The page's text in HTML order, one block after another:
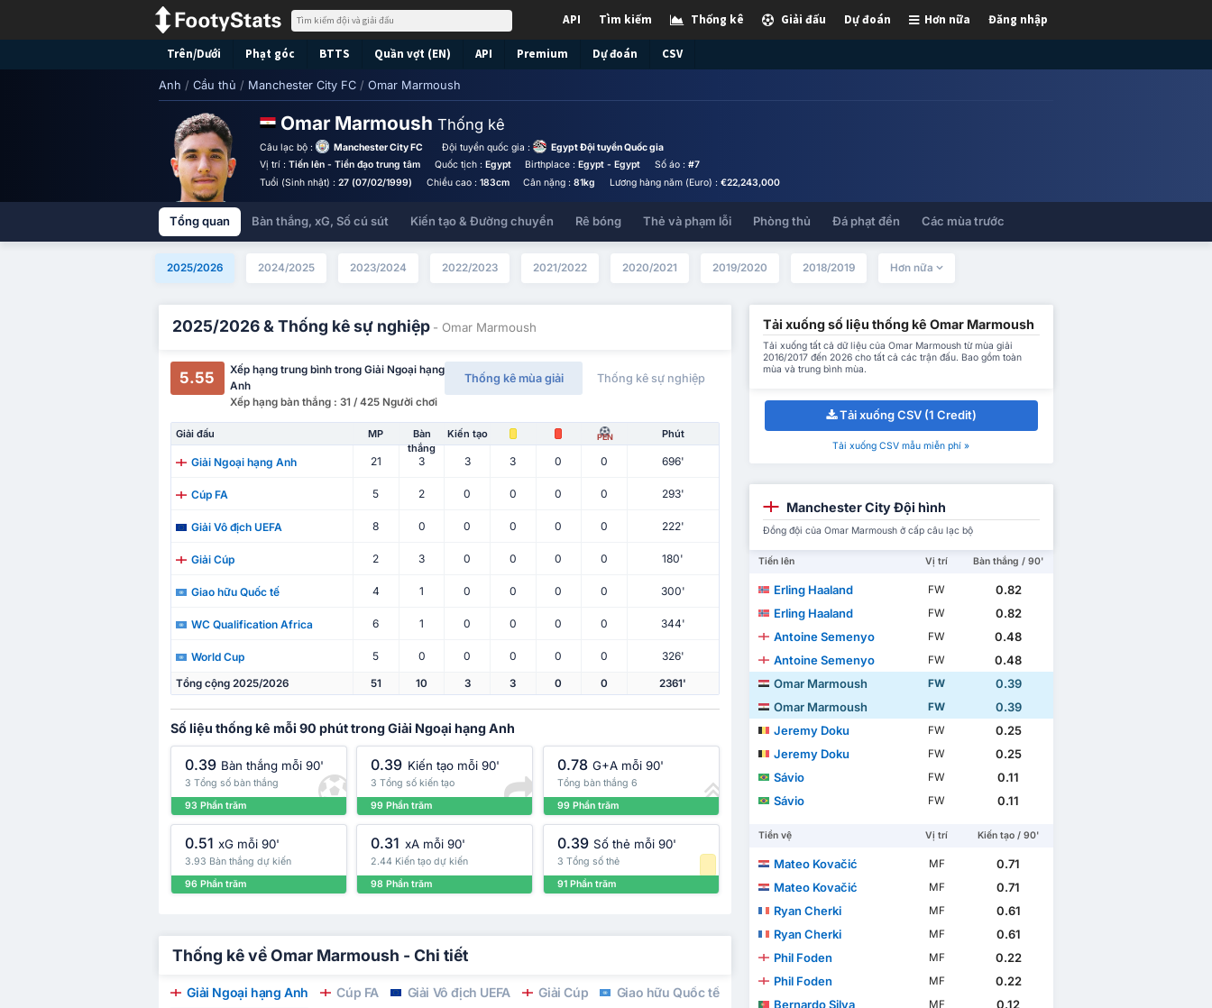
Đăng nhập
Hơn nữa
Dự đoán
Giải đấu
Thống kê
Tìm kiếm
API
Trên/Dưới Phạt góc BTTS Quần vợt (EN) API Premium Dự đoán CSV
Anh / Cầu thủ / Manchester City FC / Omar Marmoush
Omar MarmoushThống kê
Câu lạc bộ : Manchester City FC Đội tuyển quốc gia :
Egypt Đội tuyển Quốc gia
Vị trí :Tiến lên - Tiền đạo trung tâm Quốc tịch : Egypt Birthplace :Egypt - Egypt Số áo : #7
Tuổi (Sinh nhật) :27 (07/02/1999) Chiều cao : 183cm Cân nặng :81kg Lương hàng năm (Euro) : €22,243,000
Tổng quan Bàn thắng, xG, Số cú sút Kiến tạo & Đường chuyền Rê bóng Thẻ và phạm lỗi Phòng thủ Đá phạt đền Các mùa trước
2025/2026 2024/2025 2023/2024 2022/2023 2021/2022 2020/2021 2019/2020 2018/2019 Hơn nữa
2025/2026 & Thống kê sự nghiệp - Omar Marmoush
5.55
Xếp hạng trung bình trong Giải Ngoại hạng
Anh
Xếp hạng bàn thắng : 31 / 425 Người chơi
Thống kê mùa giải Thống kê sự nghiệp
Giải đấu MP
Bàn
thắng
Kiến tạo PEN Phút
Giải Ngoại hạng Anh 21 3 3 3 0 0 696'
Cúp FA 5 2 0 0 0 0 293'
Giải Vô địch UEFA 8 0 0 0 0 0 222'
Giải Cúp 2 3 0 0 0 0 180'
Giao hữu Quốc tế 4 1 0 0 0 0 300'
WC Qualification Africa 6 1 0 0 0 0 344'
World Cup 5 0 0 0 0 0 326'
Tổng cộng 2025/2026 51 10 3 3 0 0 2361'
Số liệu thống kê mỗi 90 phút trong Giải Ngoại hạng Anh
0.39 Bàn thắng mỗi 90'
3 Tổng số bàn thắng
93 Phần trăm
0.39 Kiến tạo mỗi 90'
3 Tổng số kiến tạo
99 Phần trăm
0.78 G+A mỗi 90'
Tổng bàn thắng 6
99 Phần trăm
0.51 xG mỗi 90'
3.93 Bàn thắng dự kiến
96 Phần trăm
0.31 xA mỗi 90'
2.44 Kiến tạo dự kiến
98 Phần trăm
0.39 Số thẻ mỗi 90'
3 Tổng số thẻ
91 Phần trăm
Thống kê về Omar Marmoush - Chi tiết
Giải Ngoại hạng Anh Cúp FA Giải Vô địch UEFA Giải Cúp Giao hữu Quốc tế
Tải xuống số liệu thống kê Omar Marmoush
Tải xuống tất cả dữ liệu của Omar Marmoush từ mùa giải
2016/2017 đến 2026 cho tất cả các trận đấu. Bao gồm toàn
mùa và trung bình mùa.
Tải xuống CSV (1 Credit)
Tải xuống CSV mẫu miễn phí »
Manchester City Đội hình
Đồng đội của Omar Marmoush ở cấp câu lạc bộ
Tiến lên Vị trí Bàn thắng / 90'
Erling Haaland FW
0.82
Erling Haaland
FW
0.82
Antoine Semenyo
FW
0.48
Antoine Semenyo
FW
0.48
Omar Marmoush
FW
0.39
Omar Marmoush
FW
0.39
Jeremy Doku
FW
0.25
Jeremy Doku
FW
0.25
Sávio
FW
0.11
Sávio
FW 0.11
Tiền vệ Vị trí Kiến tạo / 90'
Mateo Kovačić MF
0.71
Mateo Kovačić
MF
0.71
Ryan Cherki
MF
0.61
Ryan Cherki
MF
0.61
Phil Foden
MF
0.22
Phil Foden
MF
0.22
Bernardo Silva
MF
0.12